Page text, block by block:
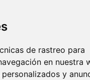
de rastreo para
en nuestra
y